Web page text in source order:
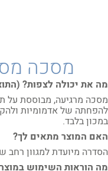
מסכה
מה את יכולה לצפות?
מסכה מרגיעה, מבוססת על
להפחתה של אדמומיות
במכון בלבד.
האם המוצר מתאים לך?
הסדרה מיועדת למגוון רחב
מה הוראות השימוש